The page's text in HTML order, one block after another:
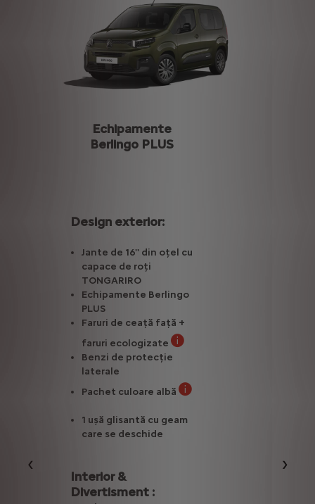
Précédent
cu spumă de înaltă calitate și suporturi laterale asigură un
Echipamente
Berlingo PLUS
Design exterior:
Jante de 16'' din oțel cu
capace de roți
TONGARIRO
Echipamente Berlingo
PLUS
Faruri de ceață față +
faruri ecologizate
Farurile Eco-LED oferă
Benzi de protecție
laterale
Pachet culoare albă
1 ușă glisantă cu geam
care se deschide
Interior &
Divertisment :